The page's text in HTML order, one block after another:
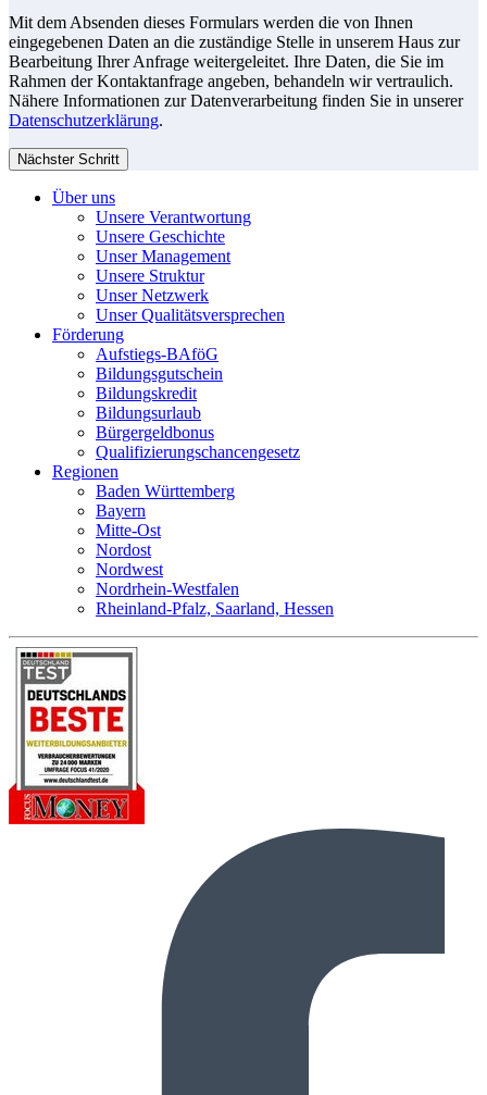
Mit dem Absenden dieses Formulars werden die von Ihnen
eingegebenen Daten an die zuständige Stelle in unserem Haus zur
Bearbeitung Ihrer Anfrage weitergeleitet. Ihre Daten, die Sie im
Rahmen der Kontaktanfrage angeben, behandeln wir vertraulich.
Nähere Informationen zur Datenverarbeitung finden Sie in unserer
Datenschutzerklärung.
Nächster Schritt
Über uns
Unsere Verantwortung
Unsere Geschichte
Unser Management
Unsere Struktur
Unser Netzwerk
Unser Qualitätsversprechen
Förderung
Aufstiegs-BAföG
Bildungsgutschein
Bildungskredit
Bildungsurlaub
Bürgergeldbonus
Qualifizierungschancengesetz
Regionen
Baden Württemberg
Bayern
Mitte-Ost
Nordost
Nordwest
Nordrhein-Westfalen
Rheinland-Pfalz, Saarland, Hessen